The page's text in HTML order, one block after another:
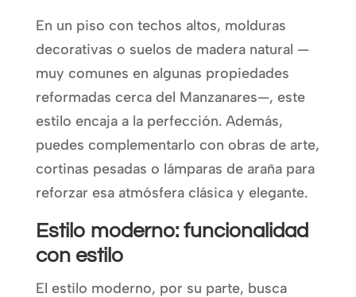
En un piso con techos altos, molduras
decorativas o suelos de madera natural —
muy comunes en algunas propiedades
reformadas cerca del Manzanares—, este
estilo encaja a la perfección. Además,
puedes complementarlo con obras de arte,
cortinas pesadas o lámparas de araña para
reforzar esa atmósfera clásica y elegante.
Estilo moderno: funcionalidad
con estilo
El estilo moderno, por su parte, busca